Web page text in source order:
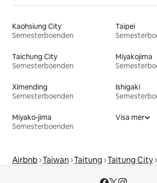
Kaohsiung City
Semesterboenden
Taipei
Taichung City
Semesterboenden
Miyakojima
Ximending
Semesterboenden
Ishigaki
Miyako-jima
Semesterboenden
Visa mer
Airbnb Taiwan Taitung Taitung City